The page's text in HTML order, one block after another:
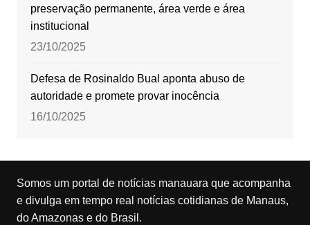
preservação permanente, área verde e área
institucional
23/10/2025
Defesa de Rosinaldo Bual aponta abuso de
autoridade e promete provar inocência
16/10/2025
Somos um portal de notícias manauara que acompanha
e divulga em tempo real notícias cotidianas de Manaus,
do Amazonas e do Brasil.